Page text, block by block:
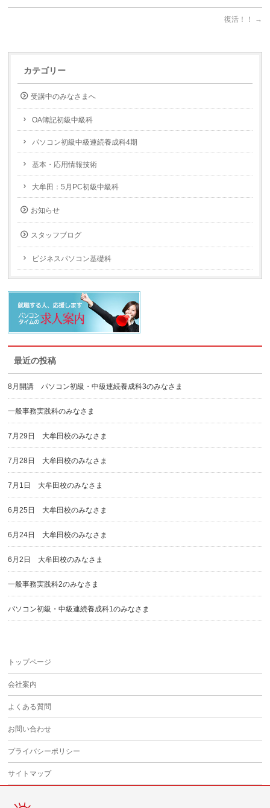
復活！！ →
カテゴリー
受講中のみなさまへ
OA簿記初級中級科
パソコン初級中級連続養成科4期
基本・応用情報技術
大牟田：5月PC初級中級科
お知らせ
スタッフブログ
ビジネスパソコン基礎科
最近の投稿
8月開講 パソコン初級・中級連続養成科3のみなさま
一般事務実践科のみなさま
7月29日 大牟田校のみなさま
7月28日 大牟田校のみなさま
7月1日 大牟田校のみなさま
6月25日 大牟田校のみなさま
6月24日 大牟田校のみなさま
6月2日 大牟田校のみなさま
一般事務実践科2のみなさま
パソコン初級・中級連続養成科1のみなさま
トップページ
会社案内
よくある質問
お問い合わせ
プライバシーポリシー
サイトマップ